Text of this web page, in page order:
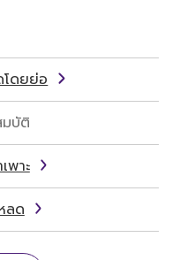
โดยย่อ
บัติ
พาะ
ลด